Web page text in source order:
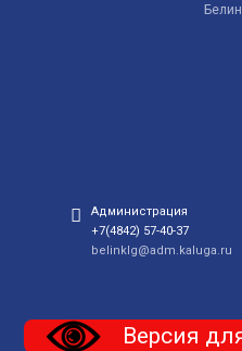
Администрация
+7(4842) 57-40-37
belinklg@adm.kaluga.ru
Версия